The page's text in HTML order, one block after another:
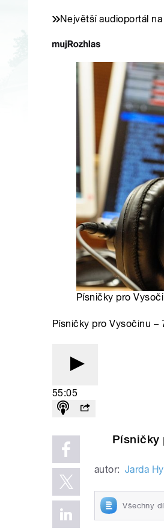
Největší audioportál
Písničky pro
Písničky pro Vysočinu –
55:05
Písničky
autor: Jarda
Všechny